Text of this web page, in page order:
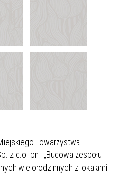
Towarzystwa
z o.o. pn.: „Budowa zespołu
wielorodzinnych z lokalami